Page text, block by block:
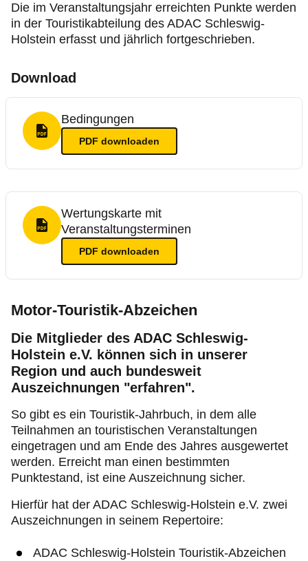
Die im Veranstaltungsjahr erreichten Punkte werden
in der Touristikabteilung des ADAC Schleswig-
Holstein erfasst und jährlich fortgeschrieben.
Download
PDF Format
Bedingungen
PDF downloaden
PDF Format
Wertungskarte mit
Veranstaltungsterminen
PDF downloaden
Motor-Touristik-Abzeichen
Die Mitglieder des ADAC Schleswig-
Holstein e.V. können sich in unserer
Region und auch bundesweit
Auszeichnungen "erfahren".
So gibt es ein Touristik-Jahrbuch, in dem alle
Teilnahmen an touristischen Veranstaltungen
eingetragen und am Ende des Jahres ausgewertet
werden. Erreicht man einen bestimmten
Punktestand, ist eine Auszeichnung sicher.
Hierfür hat der ADAC Schleswig-Holstein e.V. zwei
Auszeichnungen in seinem Repertoire:
ADAC Schleswig-Holstein Touristik-Abzeichen